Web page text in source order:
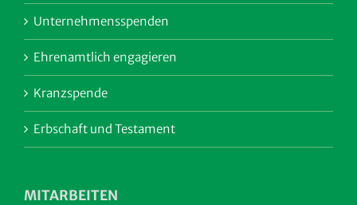
Unternehmensspenden
Ehrenamtlich engagieren
Kranzspende
Erbschaft und Testament
MITARBEITEN